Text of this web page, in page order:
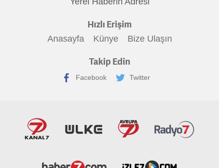
Hızlı Erişim
Anasayfa Künye Bize Ulaşın
Takip Edin
Facebook Twitter